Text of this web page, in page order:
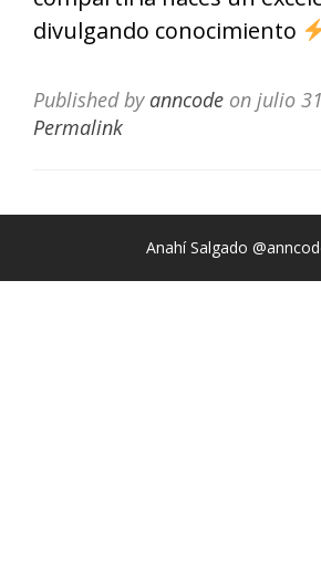
divulgando conocimiento
Published by anncode on julio
Permalink
Anahí Salgado